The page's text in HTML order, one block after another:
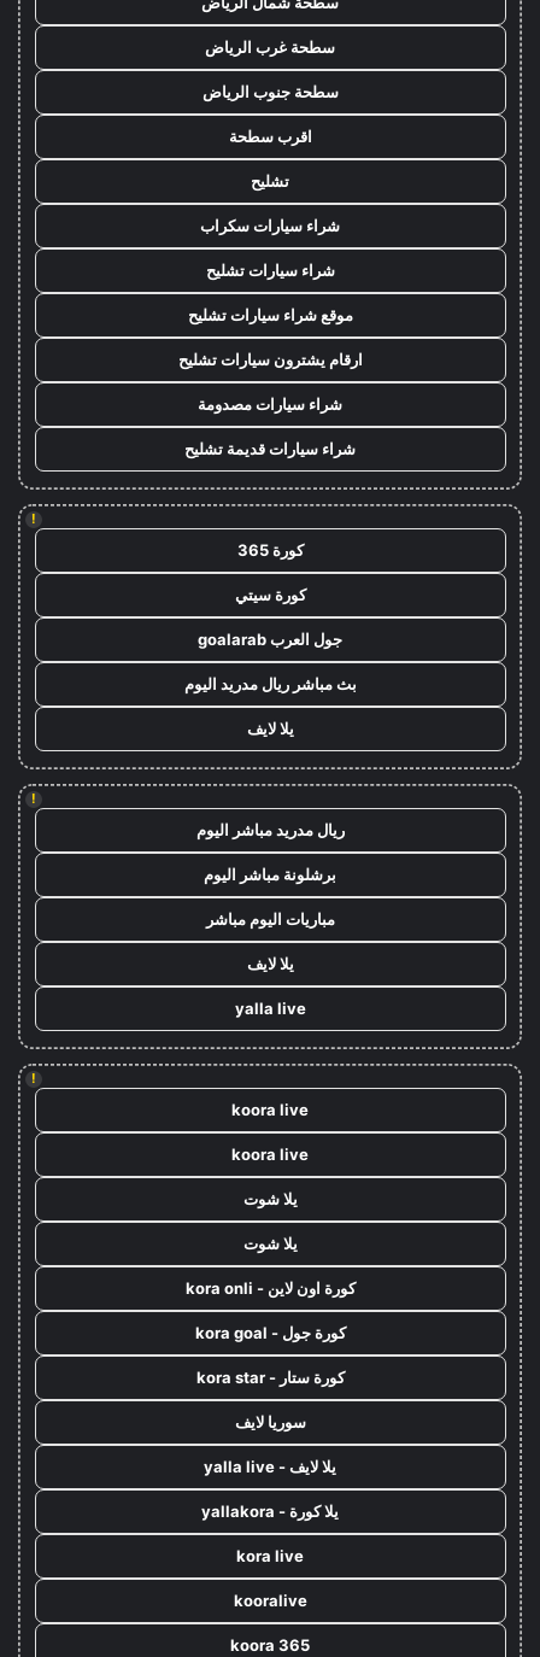
سطحة غرب الرياض
سطحة جنوب الرياض
اقرب سطحة
تشليح
شراء سيارات سكراب
شراء سيارات تشليح
موقع شراء سيارات تشليح
ارقام يشترون سيارات تشليح
شراء سيارات مصدومة
شراء سيارات قديمة تشليح
!
كورة 365
كورة سيتي
جول العرب goalarab
بث مباشر ريال مدريد اليوم
يلا لايف
!
ريال مدريد مباشر اليوم
برشلونة مباشر اليوم
مباريات اليوم مباشر
يلا لايف
yalla live
!
koora live
koora live
يلا شوت
يلا شوت
كورة اون لاين - kora onli
كورة جول - kora goal
كورة ستار - kora star
سوريا لايف
يلا لايف - yalla live
يلا كورة - yallakora
kora live
kooralive
koora 365